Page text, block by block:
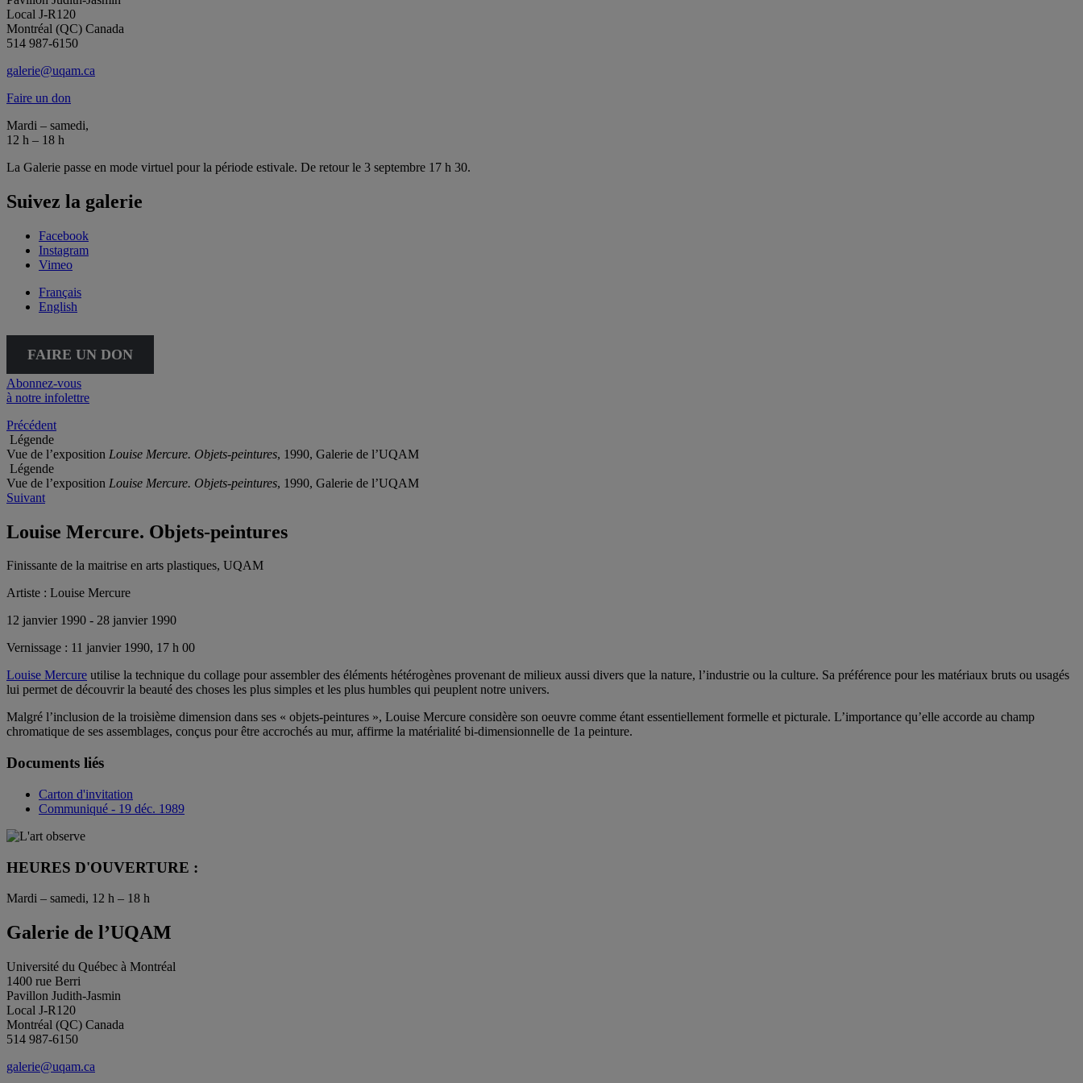
Local J-R120
Montréal (QC) Canada
514 987-6150
galerie@uqam.ca
Faire un don
Mardi – samedi,
12 h – 18 h
La Galerie passe en mode virtuel pour la période estivale. De retour le 3 septembre 17 h 30.
Suivez la galerie
Facebook
Instagram
Vimeo
Français
English
FAIRE UN DON
Abonnez-vous
à notre infolettre
Précédent
Légende
Vue de l’exposition Louise Mercure. Objets-peintures, 1990, Galerie de l’UQAM
Légende
Vue de l’exposition Louise Mercure. Objets-peintures, 1990, Galerie de l’UQAM
Suivant
Louise Mercure. Objets-peintures
Finissante de la maitrise en arts plastiques, UQAM
Artiste : Louise Mercure
12 janvier 1990 - 28 janvier 1990
Vernissage : 11 janvier 1990, 17 h 00
Louise Mercure utilise la technique du collage pour assembler des éléments hétérogènes provenant de milieux aussi divers que la nature, l’industrie ou la culture. Sa préférence pour les matériaux bruts ou usagés
lui permet de découvrir la beauté des choses les plus simples et les plus humbles qui peuplent notre univers.
Malgré l’inclusion de la troisième dimension dans ses « objets-peintures », Louise Mercure considère son oeuvre comme étant essentiellement formelle et picturale. L’importance qu’elle accorde au champ
chromatique de ses assemblages, conçus pour être accrochés au mur, affirme la matérialité bi-dimensionnelle de 1a peinture.
Documents liés
Carton d'invitation
Communiqué - 19 déc. 1989
HEURES D'OUVERTURE :
Mardi – samedi, 12 h – 18 h
Galerie de l’UQAM
Université du Québec à Montréal
1400 rue Berri
Pavillon Judith-Jasmin
Local J-R120
Montréal (QC) Canada
514 987-6150
galerie@uqam.ca